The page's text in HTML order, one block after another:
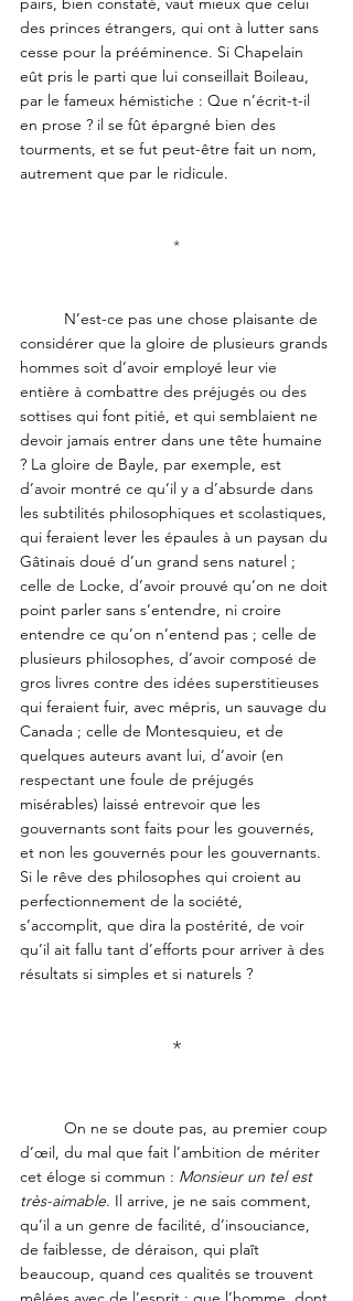
des princes étrangers, qui ont à lutter sans
cesse pour la prééminence. Si Chapelain
eût pris le parti que lui conseillait Boileau,
par le fameux hémistiche : Que n’écrit-t-il
en prose ? il se fût épargné bien des
tourments, et se fut peut-être fait un nom,
autrement que par le ridicule.
*
considérer que la gloire de plusieurs grands
hommes soit d’avoir employé leur vie
entière à combattre des préjugés ou des
sottises qui font pitié, et qui semblaient ne
devoir jamais entrer dans une tête humaine
? La gloire de Bayle, par exemple, est
d’avoir montré ce qu’il y a d’absurde dans
les subtilités philosophiques et scolastiques,
qui feraient lever les épaules à un paysan du
Gâtinais doué d’un grand sens naturel ;
celle de Locke, d’avoir prouvé qu’on ne doit
point parler sans s’entendre, ni croire
entendre ce qu’on n’entend pas ; celle de
plusieurs philosophes, d’avoir composé de
gros livres contre des idées superstitieuses
qui feraient fuir, avec mépris, un sauvage du
Canada ; celle de Montesquieu, et de
quelques auteurs avant lui, d’avoir (en
respectant une foule de préjugés
misérables) laissé entrevoir que les
gouvernants sont faits pour les gouvernés,
et non les gouvernés pour les gouvernants.
Si le rêve des philosophes qui croient au
perfectionnement de la société,
s’accomplit, que dira la postérité, de voir
qu’il ait fallu tant d’efforts pour arriver à des
résultats si simples et si naturels ?
*
d’œil, du mal que fait l’ambition de mériter
cet éloge si commun : Monsieur un tel est
très-aimable. Il arrive, je ne sais comment,
qu’il a un genre de facilité, d’insouciance,
de faiblesse, de déraison, qui plaît
beaucoup, quand ces qualités se trouvent